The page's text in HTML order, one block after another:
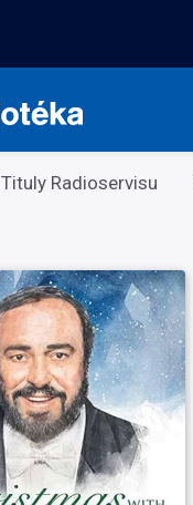
Tituly Radioservisu